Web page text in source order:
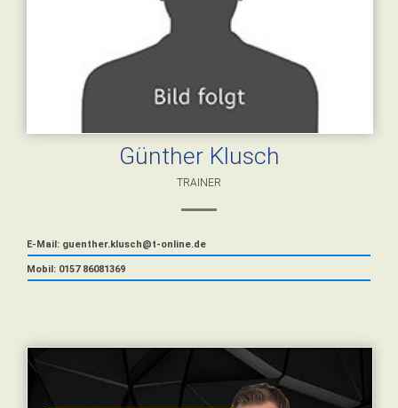
Günther Klusch
TRAINER
E-Mail: guenther.klusch@t-online.de
Mobil: 0157 86081369